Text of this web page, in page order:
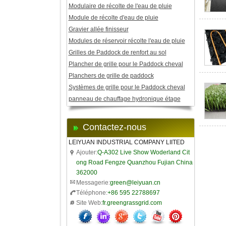
Modulaire de récolte de l'eau de pluie
Module de récolte d'eau de pluie
Gravier allée finisseur
Modules de réservoir récolte l'eau de pluie
Grilles de Paddock de renfort au sol
Plancher de grille pour le Paddock cheval
Planchers de grille de paddock
Systèmes de grille pour le Paddock cheval
panneau de chauffage hydronique étage
Contactez-nous
LEIYUAN INDUSTRIAL COMPANY LIITED
Ajouter:Q-A302 Live Show Woderland Cit
ong Road Fengze Quanzhou Fujian China
362000
Messagerie:green@leiyuan.cn
Téléphone:+86 595 22788697
Site Web:fr.greengrassgrid.com